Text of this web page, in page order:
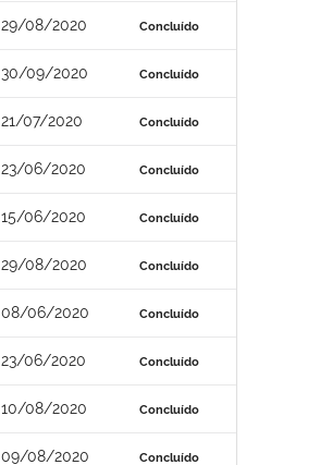
29/08/2020 Concluído
30/09/2020 Concluído
21/07/2020 Concluído
23/06/2020 Concluído
15/06/2020 Concluído
29/08/2020 Concluído
08/06/2020 Concluído
23/06/2020 Concluído
10/08/2020 Concluído
09/08/2020 Concluído